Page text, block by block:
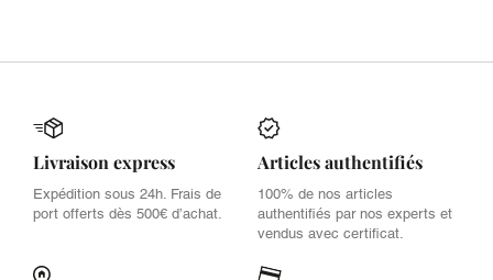
Livraison express
Expédition sous 24h. Frais de
port offerts dès 500€ d’achat.
Articles authentifiés
100% de nos articles
authentifiés par nos experts et
vendus avec certificat.